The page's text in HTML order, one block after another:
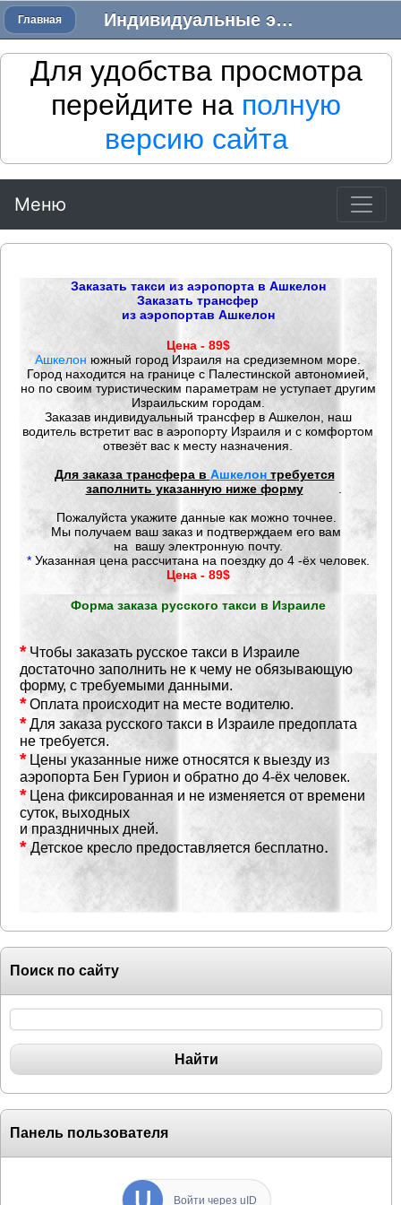
Индивидуальные экскурсии в Израиле - Трансфер в Израиле
Главная
Для удобства просмотра
перейдите на полную
версию сайта
Меню
Заказать такси из аэропорта в Ашкелон
Заказать трансфер
из аэропортав Ашкелон
Цена - 89$
Ашкелон южный город Израиля на средиземном море.
Город находится на границе с Палестинской автономией,
но по своим туристическим параметрам не уступает другим
Израильским городам.
Заказав индивидуальный трансфер в Ашкелон, наш
водитель встретит вас в аэропорту Израиля и с комфортом
отвезёт вас к месту назначения.
Для заказа трансфера в Ашкелонтребуется
заполнить указанную ниже форму
Пожалуйста укажите данные как можно точнее.
Мы получаем ваш заказ и подтверждаем его вам
на вашу электронную почту.
*Указанная цена рассчитана на поездку до 4 -ёх человек.
Цена - 89$
Форма заказа русского такси в Израиле
*Чтобы заказать русское такси в Израиле
достаточно заполнить не к чему не обязывающую
форму, с требуемыми данными.
*Оплата происходит на месте водителю.
*Для заказа русского такси в Израиле предоплата
не требуется.
*Цены указанные ниже относятся к выезду из
аэропорта Бен Гурион и обратно до 4-ёх человек.
*Цена фиксированная и не изменяется от времени
суток, выходных
и праздничных дней.
* Детское кресло предоставляется бесплатно.
Поиск по сайту
Панель пользователя
Войти через uID